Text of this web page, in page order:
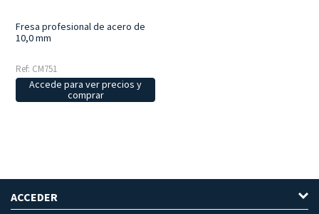
Fresa profesional de acero de
10,0 mm
Ref: CM751
Accede para ver precios y
comprar
ACCEDER